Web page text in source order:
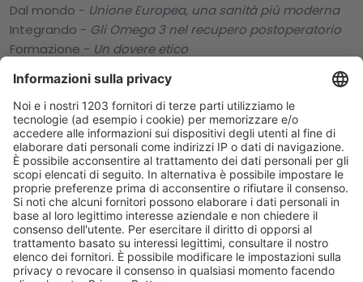
Dal mondo - Unione Europea, una sanità più moderna
Integrando - Gli Omega 3 nel recupero postoperatorio
Formazione - Un dovere etico
Professione - Sociali e verdi, un rapporto dell'Unione
europea farmacie sociali
Nutrizione -Farmaci dimagranti, efficacia e rischi
nutrizionali
Fiscale -Una norma gravosa in legge di Bilancio
Spigolature
Il libro -Il dolore, un sentimento umano
Acquista la versione cartacea